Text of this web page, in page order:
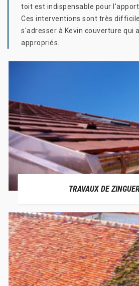
toit est indispensable pour
Ces interventions sont très
s'adresser à Kevin couverture qui
appropriés.
TRAVAUX DE